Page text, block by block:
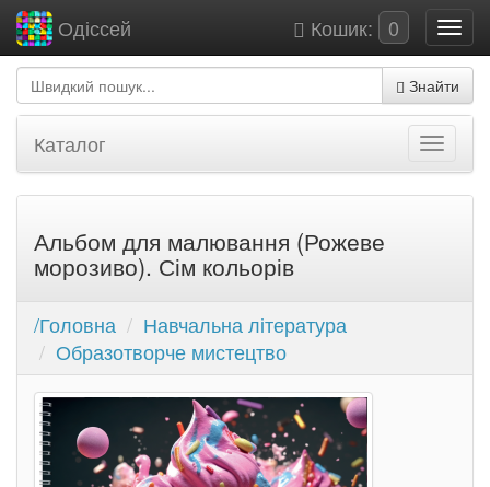
Кошик: 0
Одіссей
Знайти
Каталог
Альбом для малювання (Рожеве
морозиво). Сім кольорів
/Головна
Навчальна література
Образотворче мистецтво